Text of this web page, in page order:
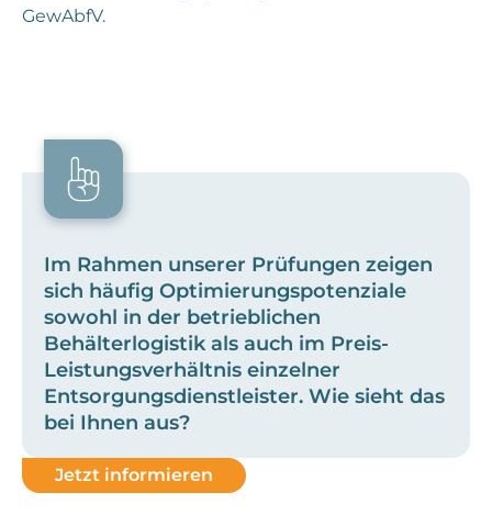
GewAbfV.
Im Rahmen unserer Prüfungen zeigen
sich häufig Optimierungspotenziale
sowohl in der betrieblichen
Behälterlogistik als auch im Preis-
Leistungsverhältnis einzelner
Entsorgungsdienstleister. Wie sieht das
bei Ihnen aus?
Jetzt informieren